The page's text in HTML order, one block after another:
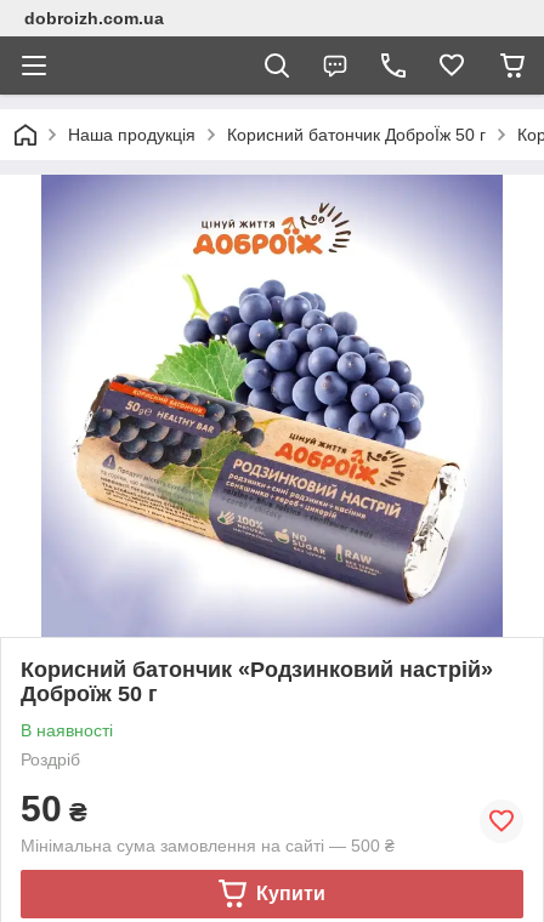
dobroizh.com.ua
Наша продукція Корисний батончик ДоброЇж 50 г
Корисний батончик «Родзинковий настрій»
Доброїж 50 г
В наявності
Роздріб
50 ₴
Мінімальна сума замовлення на сайті — 500 ₴
Купити